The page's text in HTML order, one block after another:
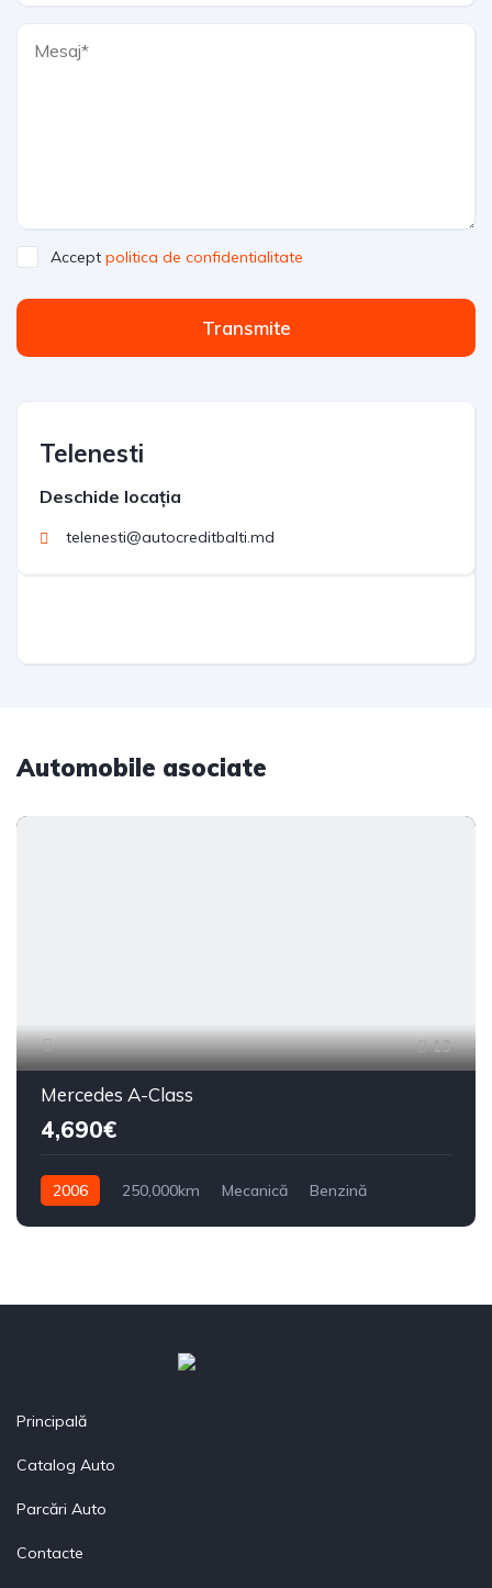
Accept politica de confidentialitate
Transmite
Telenesti
Deschide locația
telenesti@autocreditbalti.md
Automobile asociate
13
Mercedes A-Class
4,690€
2006 250,000km Mecanică
Benzină
Principală
Catalog Auto
Parcări Auto
Contacte